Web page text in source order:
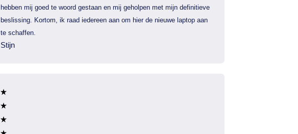
hebben mij goed te woord gestaan en mij geholpen met mijn definitieve
beslissing. Kortom, ik raad iedereen aan om hier de nieuwe laptop aan
te schaffen.
Stijn